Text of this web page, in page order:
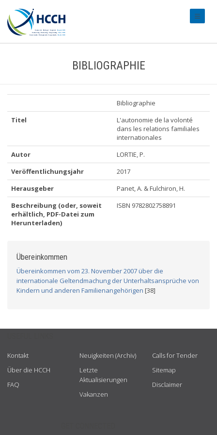
BIBLIOGRAPHIE
Bibliographie
Titel
L'autonomie de la volonté
dans les relations familiales
internationales
Autor
LORTIE, P.
Veröffentlichungsjahr
2017
Herausgeber
Panet, A. & Fulchiron, H.
Beschreibung (oder, soweit
erhältlich, PDF-Datei zum
Herunterladen)
ISBN 9782802758891
Übereinkommen
Übereinkommen vom 23. November 2007 über die
internationale Geltendmachung der Unterhaltsansprüche von
Kindern und anderen Familienangehörigen [38]
Kontakt
Über die HCCH
FAQ
Neuigkeiten (Archiv)
Letzte
Aktualisierungen
Vakanzen
Calls for Tender
Sitemap
Disclaimer